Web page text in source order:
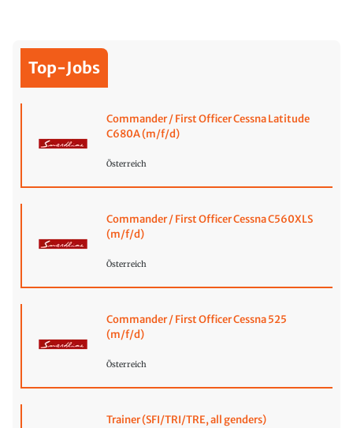
Top-Jobs
Commander / First Officer Cessna Latitude
C680A (m/f/d)
Österreich
Commander / First Officer Cessna C560XLS
(m/f/d)
Österreich
Commander / First Officer Cessna 525
(m/f/d)
Österreich
Trainer (SFI/TRI/TRE, all genders)